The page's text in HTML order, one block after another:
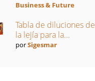
Business & Future
Tabla de diluciones de
la lejía para la...
porSigesmar